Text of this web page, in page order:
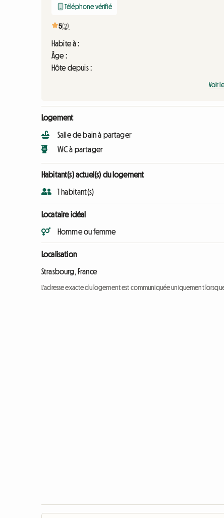
Téléphone vérifié
5(2)
Habite à :
Âge :
Hôte depuis :
Voir
Logement
Salle de bain à partager
WC à partager
Habitant(s) actuel(s) du logement
1 habitant(s)
Locataire idéal
Homme ou femme
Localisation
Strasbourg, France
L'adresse exacte du logement est communiquée uniquement